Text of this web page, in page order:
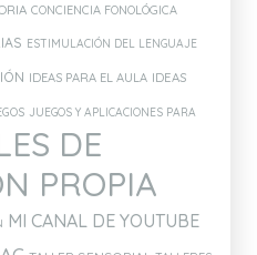
CONCIENCIA FONOLÓGICA
ESTIMULACIÓN DEL LENGUAJE
IDEAS PARA EL AULA IDEAS
JUEGOS Y APLICACIONES PARA
DE
PROPIA
MI CANAL DE YOUTUBE